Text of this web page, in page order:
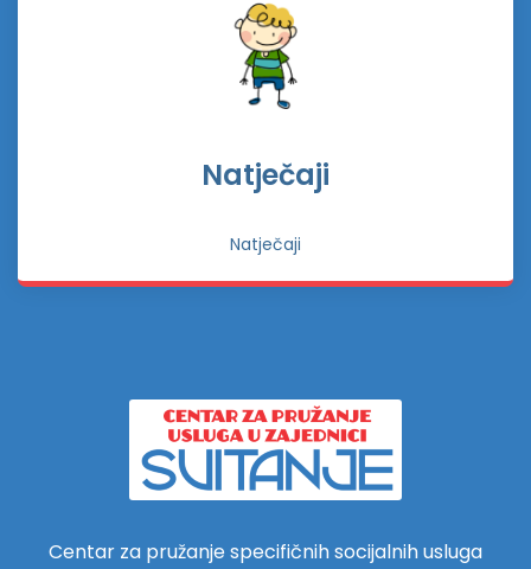
Natječaji
Natječaji
Centar za pružanje specifičnih socijalnih usluga